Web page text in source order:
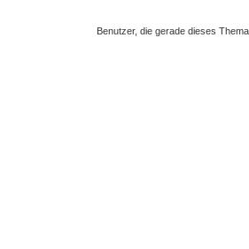
Benutzer, die gerade dieses